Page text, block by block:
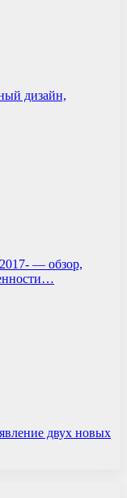
дизайн,
— обзор,
двух новых